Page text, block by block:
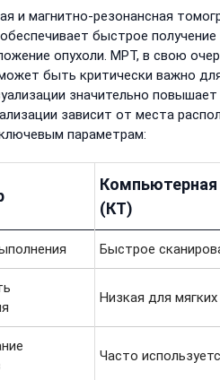
и магнитно-резонансная
быстрое
опухоли. МРТ, в свою
быть критически важно
значительно
зависит от места
параметрам:
(КТ)
Быстрое
Низкая для
Часто